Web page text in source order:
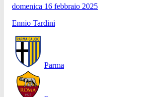
domenica 16 febbraio 2025
Ennio Tardini
Parma